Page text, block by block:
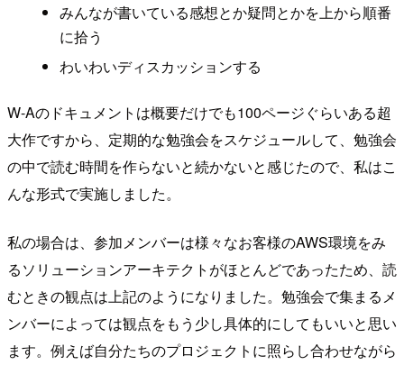
みんなが書いている感想とか疑問とかを上から順番
に拾う
わいわいディスカッションする
W-Aのドキュメントは概要だけでも100ページぐらいある超
大作ですから、定期的な勉強会をスケジュールして、勉強会
の中で読む時間を作らないと続かないと感じたので、私はこ
んな形式で実施しました。
私の場合は、参加メンバーは様々なお客様のAWS環境をみ
るソリューションアーキテクトがほとんどであったため、読
むときの観点は上記のようになりました。勉強会で集まるメ
ンバーによっては観点をもう少し具体的にしてもいいと思い
ます。例えば自分たちのプロジェクトに照らし合わせながら